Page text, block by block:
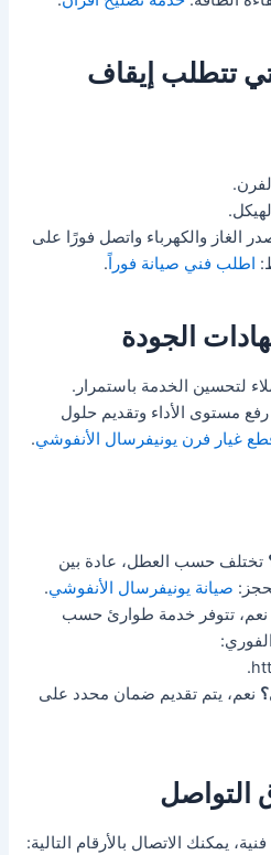
تتطلب إيقاف
الغاز والكهرباء واتصل فورًا على
اطلب فني صيانة فوراً.
الجودة
لتحسين الخدمة باستمرار.
مستوى الأداء وتقديم حلول
غيار فرن يونيفرسال الأنفوشي.
تختلف حسب العطل، عادة بين
صيانة يونيفرسال الأنفوشي.
نعم، تتوفر خدمة طوارئ حسب
نعم، يتم تقديم ضمان محدد على
التواصل
يمكنك الاتصال بالأرقام التالية: